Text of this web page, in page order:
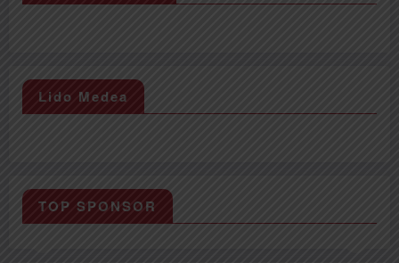
Lido Medea
TOP SPONSOR